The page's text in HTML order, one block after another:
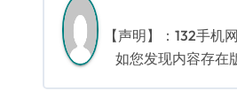
航
【声明】：132手
如您发现内容存在